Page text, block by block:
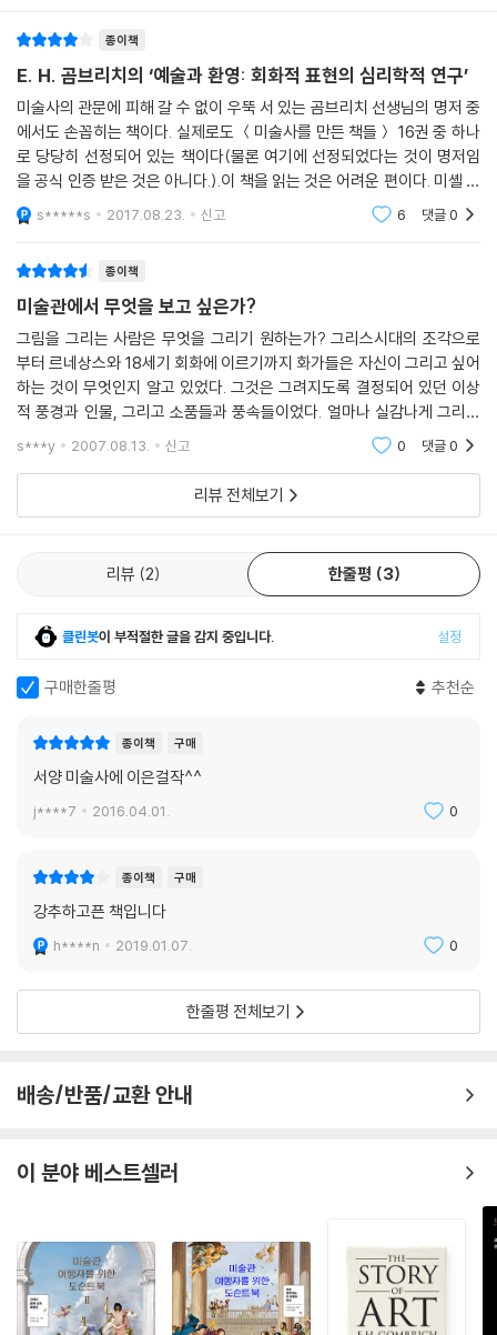
캐리커처와 드로잉, 광고용 포스터, 책의 표지화 등 다양한 시각 이미지를
예로 들어 가며, 그리고 특히 최근의 심리학적 연구 성과를 동원하여 재현
술가들이 사용하는 관습적 표현법, 즉 보는 방법 전부를 통괄하는 ‘도식과
수정(schema and correction)’, 그리고 이미지를 보고 그 재현이 정확
하다고 믿는 관람자들이 익숙한 관습에 기대어 그러할 것이라고 기대하는
정신적 반응을 뜻하는 ‘정신적 반응기제(mental set)’라는 개념을 토대
로 하고 있다. 이러한 두 개념을 토대로, 심미적 목적을 갖는 미술의 탄생을
술가들이 고안해낸 가장 주된 방편인 ‘원근법’, 예술을 과학이라고 생각함
으로써 도식에서 벗어날 수 없음을 인정하면서도 실험을 계속 전개해 나갈
수 있도록 힘을 실어 준 ‘컨스터블’의 등장, 이렇게 재현의 역사에서 중요한
세 단계를 집중적으로 검토해 나간다. 이는 서양미술사에서 일관된 흐름으
로 보이는 재현의 역사를 좀더 깊이 파고든 것인데, 그 결과 이집트와 중세
미술가들의 미술은 그들이 단지 미숙했기 때문이 아니라 재현의 목적이 달
랐기 때문이었음을 상기시키고, ‘눈으로 본 것을 그린다’는 생각은 르네상
기법을 통해 전개되어 나가게 된 것임을 알게 한다.
무엇이 우리가 알고 있는 ‘서양미술사’를 만들어냈나
곰브리치는 미술가가 객관적으로 그려냈다고 생각한 재현 역시 그들이 알
고 있는 재현적 관습과 기법에 바탕을 두고 있으며, 관람자는 자신의 시각
적 기대를 통해 그 재현을 인식한다는 것을 보여주고 있는데, 이로써 미술
히고 있다. 그리고 그 재현이 각 시대별 미술이 담당하던 상이한 목적에 따
가는 것이 아니라, 오히려 각 시대의 양식적 관습을 통해 암묵적으로 동의
한 결과물, 즉 ‘도식과 수정’을 통한 실험과 시행착오의 과정이었음을 분명
미술비평가 케네스 클라크는 이 책 『예술과 환영』에 대해 “이제껏 내가 본
의 계보와 양식 전개를 통해 보여주었던 표면적인 ‘미술사’ 기술에서 한 걸
음 더 나아가, 시각적 이미지의 생산과 수용 과정의 역사적 전개와 그 원동
다본 기록이라 할 수 있다. 한편 저자 곰브리치는 재현의 역사를 검토하면
서 그것을 창조하는 미술가 외에 그 이미지를 보고 자신의 시각적 기대감
관람자의 몫이 더욱 확대된 오늘날의 미술에서 시사하는 바가 크다고 할
수 있다.
행한 ‘가시적 세계와 미술의 언어’라는 강연이 계기가 되어 씌어진 이 책은,
1960년 초판 발행되어 과학과 인문학, 과학과 미술 사이의 접점을 찾는 모
을 떠나기 전 해인 2000년 제6판을 펴내며 이 책을 저술한 목적을 더욱 분
명히 하기 위해 이미지와 기호에 관한 십여 페이지에 달하는 서문을 새롭
게 추가하는 등 이 책에 대한 그의 남다른 애정과 열정을 보이기도 했다.
재현의 문제는 미술사에서 근본적인 것이며, 따라서 이 책은 예술을 이해
종이책
E. H. 곰브리치의 ‘예술과 환영: 회화적 표현의 심리학적 연구’
미술사의 관문에 피해 갈 수 없이 우뚝 서 있는 곰브리치 선생님의 명저 중
에서도 손꼽히는 책이다. 실제로도 ＜미술사를 만든 책들＞ 16권 중 하나
로 당당히 선정되어 있는 책이다(물론 여기에 선정되었다는 것이 명저임
을 공식 인증 받은 것은 아니다.).이 책을 읽는 것은 어려운 편이다. 미셸 푸
코를 난이도 10으로 놓고 봤을 때, 7정도는 된다. 이러한 어려움은 서술방
식이나 관념적
s*****s 2017.08.23. 신고 6 댓글0
종이책
미술관에서 무엇을 보고 싶은가?
그림을 그리는 사람은 무엇을 그리기 원하는가? 그리스시대의 조각으로
부터 르네상스와 18세기 회화에 이르기까지 화가들은 자신이 그리고 싶어
하는 것이 무엇인지 알고 있었다. 그것은 그려지도록 결정되어 있던 이상
적 풍경과 인물, 그리고 소품들과 풍속들이었다. 얼마나 실감나게 그리고
마음을 움직이게 그리느냐에 관심을 가졌고 좀더 나은 기법들이 추가되고
전수됨으로 그 세계는
s***y 2007.08.13. 신고 0 댓글0
리뷰 전체보기
리뷰 2 한줄평 3
클린봇이 부적절한 글을 감지 중입니다. 설정
구매한줄평 추천순
종이책 구매
서양 미술사에 이은걸작^^
j****7 2016.04.01. 0
종이책 구매
강추하고픈 책입니다
h****n 2019.01.07. 0
한줄평 전체보기
배송/반품/교환 안내
이 분야 베스트셀러